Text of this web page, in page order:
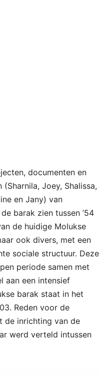
documenten en
Joey, Shalissa,
en Jany) van
barak zien tussen ’54
de huidige Molukse
ook divers, met een
sociale structuur. Deze
periode samen met
aan een intensief
barak staat in het
Reden voor de
de inrichting van de
werd verteld intussen